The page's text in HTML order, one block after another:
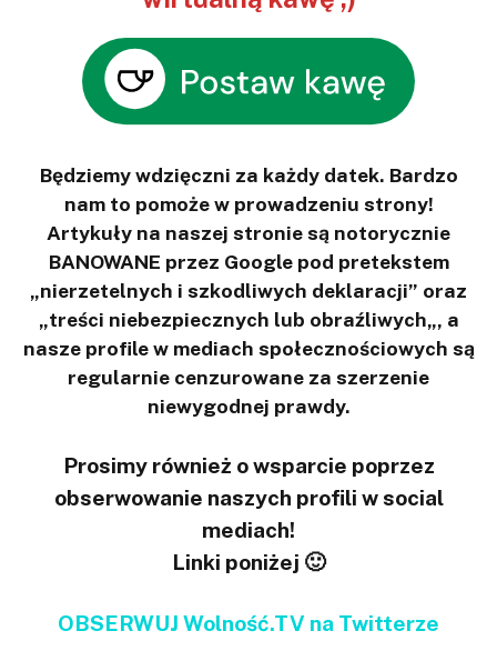
Będziemy wdzięczni za każdy datek. Bardzo
nam to pomoże w prowadzeniu strony!
Artykuły na naszej stronie są notorycznie
BANOWANE przez Google pod pretekstem
„nierzetelnych i szkodliwych deklaracji” oraz
„treści niebezpiecznych lub obraźliwych„, a
nasze profile w mediach społecznościowych są
regularnie cenzurowane za szerzenie
niewygodnej prawdy.
Prosimy również o wsparcie poprzez
obserwowanie naszych profili w social
mediach!
Linki poniżej 🙂
OBSERWUJ Wolność.TV na Twitterze